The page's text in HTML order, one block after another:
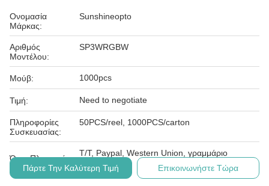
Ονομασία
Μάρκας:
Sunshineopto
Αριθμός
Μοντέλου:
SP3WRGBW
Μούβ: 1000pcs
Τιμή: Need to negotiate
Πληροφορίες
Συσκευασίας:
50PCS/reel, 1000PCS/carton
Όροι Πληρωμής:
T/T, Paypal, Western Union, γραμμάριο
Πάρτε Την Καλύτερη Τιμή Επικοινωνήστε Τώρα